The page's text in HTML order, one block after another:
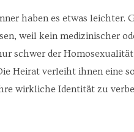
haben es etwas leichter.
weil kein medizinischer
schwer der
Heirat verleiht ihnen eine
wirkliche Identität zu